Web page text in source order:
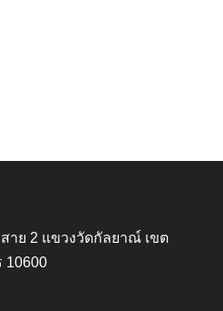
าย 2 แขวงวัดกัลยาณ์ เขต
10600